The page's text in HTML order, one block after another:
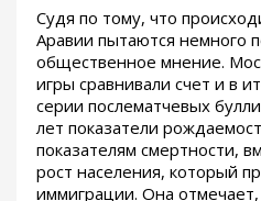
Судя по тому, что
Аравии пытаются немного
общественное мнение.
игры сравнивали счет и в
серии послематчевых
лет показатели
показателям смертности,
рост населения, который
иммиграции. Она